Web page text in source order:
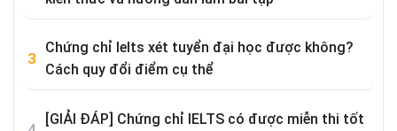
Chứng chỉ Ielts xét tuyển đại học được không?
Cách quy đổi điểm cụ thể
[GIẢI ĐÁP] Chứng chỉ IELTS có được miễn thi tốt